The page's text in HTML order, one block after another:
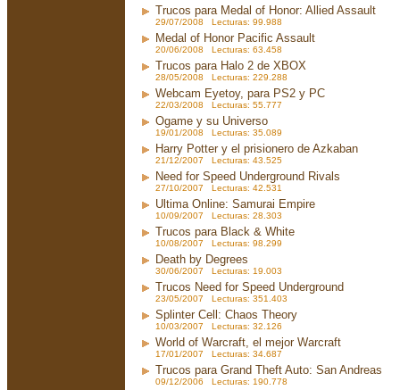
Trucos para Medal of Honor: Allied Assault
29/07/2008 Lecturas: 99.988
Medal of Honor Pacific Assault
20/06/2008 Lecturas: 63.458
Trucos para Halo 2 de XBOX
28/05/2008 Lecturas: 229.288
Webcam Eyetoy, para PS2 y PC
22/03/2008 Lecturas: 55.777
Ogame y su Universo
19/01/2008 Lecturas: 35.089
Harry Potter y el prisionero de Azkaban
21/12/2007 Lecturas: 43.525
Need for Speed Underground Rivals
27/10/2007 Lecturas: 42.531
Ultima Online: Samurai Empire
10/09/2007 Lecturas: 28.303
Trucos para Black & White
10/08/2007 Lecturas: 98.299
Death by Degrees
30/06/2007 Lecturas: 19.003
Trucos Need for Speed Underground
23/05/2007 Lecturas: 351.403
Splinter Cell: Chaos Theory
10/03/2007 Lecturas: 32.126
World of Warcraft, el mejor Warcraft
17/01/2007 Lecturas: 34.687
Trucos para Grand Theft Auto: San Andreas
09/12/2006 Lecturas: 190.778